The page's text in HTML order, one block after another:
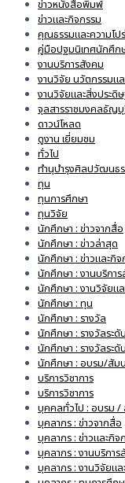
ข่าวหนังสือพิมพ์
ข่าวและกิจกรรม
คุณธรรมและความโป
คู่มือปฐมนิเทศนักศึก
งานบริการสังคม
งานวิจัย นวัตกรรมแ
งานวิจัยและสิ่งประดิ
จุลสารราชมงคลธัญ
ดาวน์โหลด
ดูงาน เยี่ยมชม
ทั่วไป
ทำนุบำรุงศิลปวัฒนธ
ทุน
ทุนการศึกษา
ทุนวิจัย
นักศึกษา : ข่าวจากสื่อ
นักศึกษา : ข่าวล่าสุด
นักศึกษา : ข่าวและกิจ
นักศึกษา : งานบริกา
นักศึกษา : งานวิจัยแ
นักศึกษา : ทุน
นักศึกษา : รางวัล
นักศึกษา : รางวัลระดั
นักศึกษา : รางวัลระดั
นักศึกษา : อบรม/สัม
บริการวิชาการ
บริการวิชาการ
บุคคลทั่วไป : อบรม /
บุคลากร : ข่าวจากสื่อ
บุคลากร : ข่าวและกิจ
บุคลากร : งานบริการ
บุคลากร : งานวิจัยแ